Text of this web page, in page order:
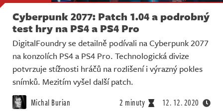
Cyberpunk 2077: Patch 1.04 a podrobný
test hry na PS4 a PS4 Pro
DigitalFoundry se detailně podívali na Cyberpunk 2077
na konzolích PS4 a PS4 Pro. Technologická divize
potvrzuje stížnosti hráčů na rozlišení i výrazný pokles
snímků. Mezitím vyšel další patch.
Michal Burian 2 minuty 12. 12. 2020